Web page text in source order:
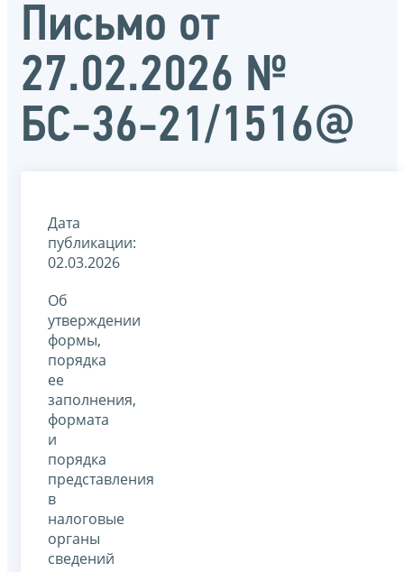
Письмо от
27.02.2026 №
БС-36-21/1516@
Дата
публикации:
02.03.2026
Об
утверждении
формы,
порядка
ее
заполнения,
формата
и
порядка
представления
в
налоговые
органы
сведений